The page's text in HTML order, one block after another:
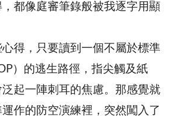
都像庭審筆錄般被我逐字用顯
得，只要讀到一個不屬於標準
）的逃生路徑，指尖觸及紙
起一陣刺耳的焦慮。那感覺就
作的防空演練裡，突然闖入了